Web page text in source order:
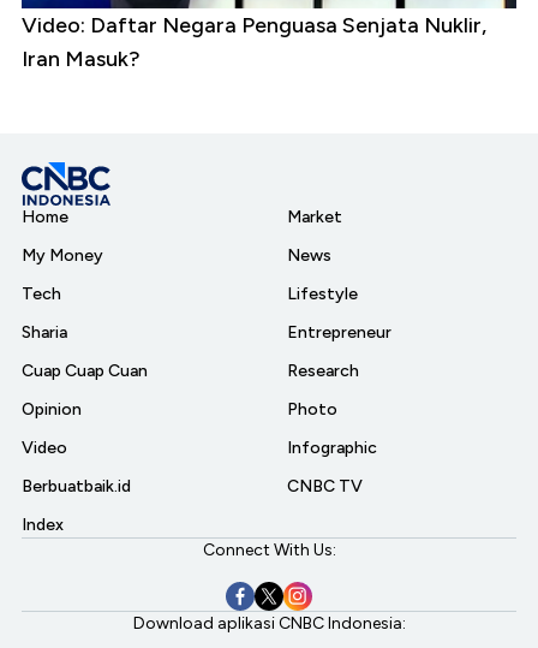
Video: Daftar Negara Penguasa Senjata Nuklir,
Iran Masuk?
Home
My Money
Tech
Sharia
Cuap Cuap Cuan
Opinion
Video
Berbuatbaik.id
Index
Market
News
Lifestyle
Entrepreneur
Research
Photo
Infographic
CNBC TV
Connect With Us:
Download aplikasi CNBC Indonesia: